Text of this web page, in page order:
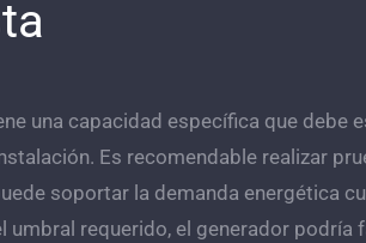
una capacidad específica que debe
Es recomendable realizar
soportar la demanda energética
umbral requerido, el generador podría